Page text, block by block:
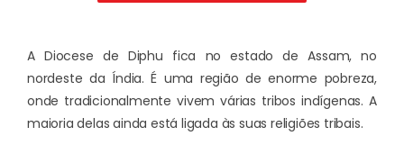
A Diocese de Diphu fica no estado de Assam, no
nordeste da Índia. É uma região de enorme pobreza,
onde tradicionalmente vivem várias tribos indígenas. A
maioria delas ainda está ligada às suas religiões tribais.